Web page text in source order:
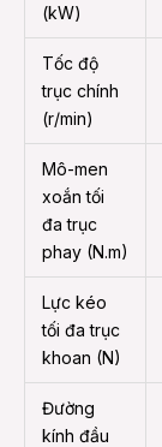
(kW)
Tốc độ
trục chính
(r/min)
Mô-men
xoắn tối
đa trục
phay (N.m)
Lực kéo
tối đa trục
khoan (N)
Đường
kính đầu